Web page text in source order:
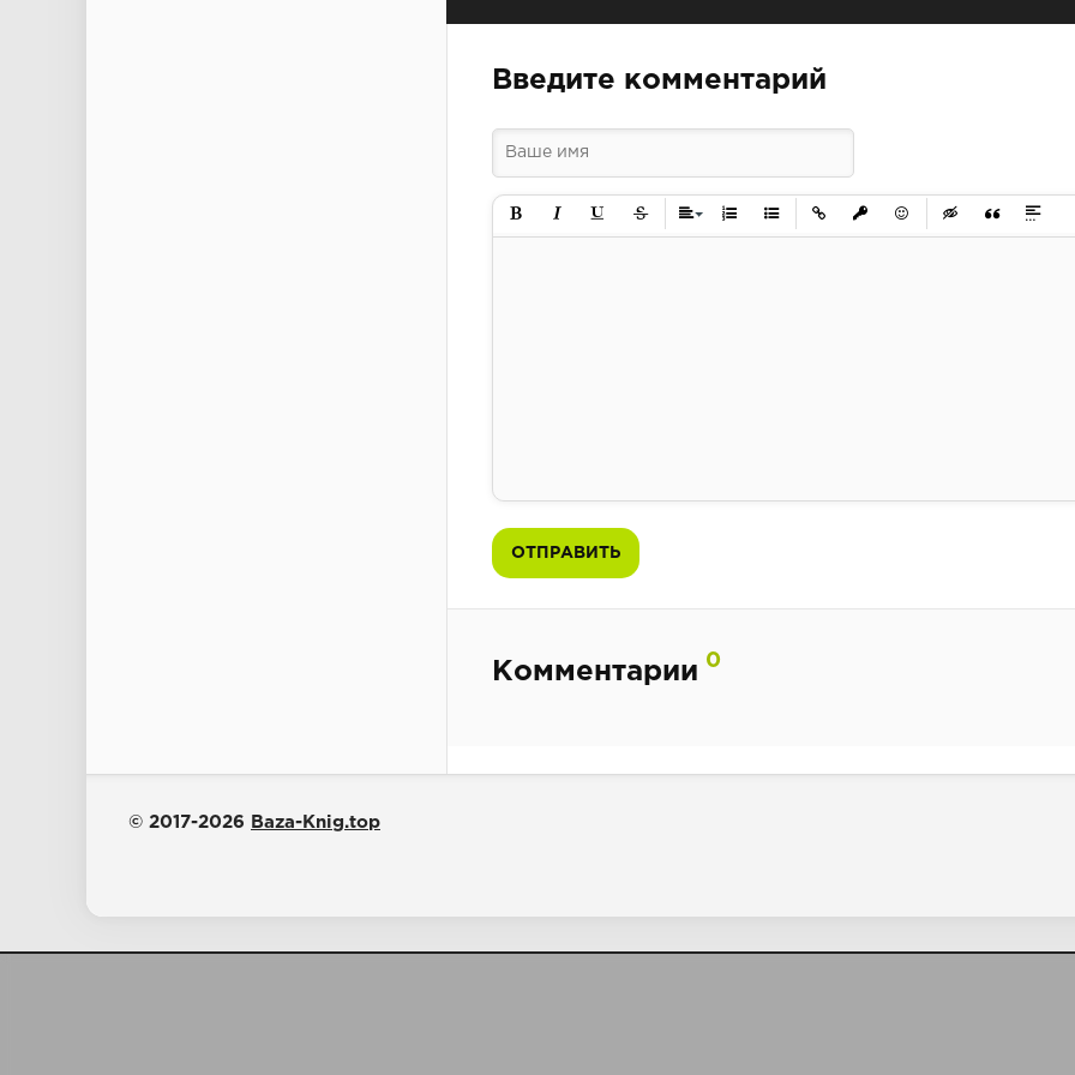
Введите комментарий
Полужирный
КурсивПодчеркнутый
ЗачеркнутыйВыравнивание
Нумерованный список
Маркированный список
Вставить ссылку
Вставить защищенную
Вставить смайлик
Вставка скрытого
Вставка
ОТПРАВИТЬ
Комментарии 0
© 2017-2026 Baza-Knig.top